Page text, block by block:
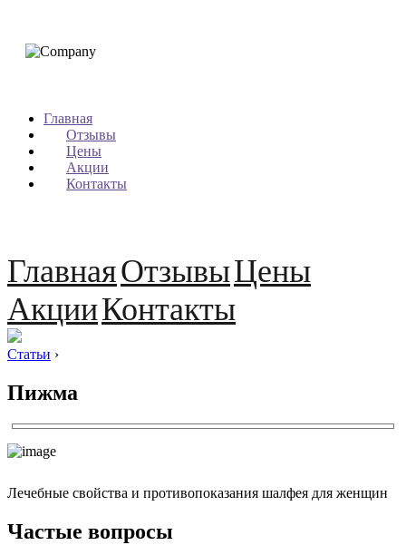
Главная
Отзывы
Цены
Акции
Контакты
ГлавнаяОтзывыЦены
АкцииКонтакты
Статьи ›
Пижма
Лечебные свойства и противопоказания шалфея для женщин
Частые вопросы